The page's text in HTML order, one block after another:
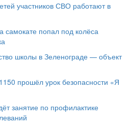
участников СВО работают в
самокате попал под колёса
школы в Зеленограде — объект
прошёл урок безопасности «Я
занятие по профилактике